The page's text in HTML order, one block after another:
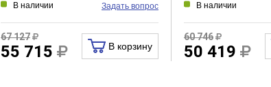
В наличии Задать вопрос
67 127
55 715 В корзину
В наличии
60 746
50 419